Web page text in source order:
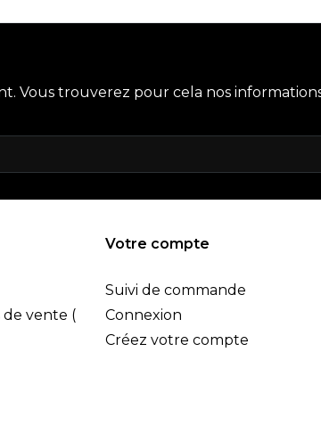
Vous trouverez pour cela nos
de vente (
Votre compte
Suivi de commande
Connexion
Créez votre compte